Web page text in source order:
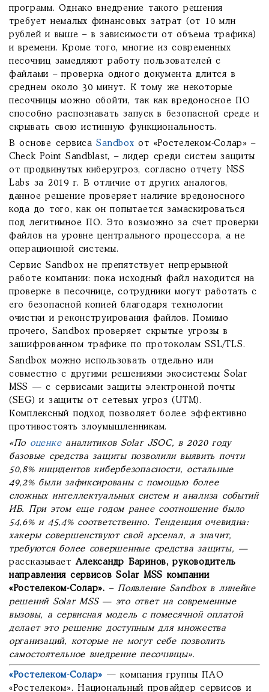
программ. Однако внедрение такого решения
требует немалых финансовых затрат (от 10 млн
рублей и выше – в зависимости от объема трафика)
и времени. Кроме того, многие из современных
песочниц замедляют работу пользователей c
файлами – проверка одного документа длится в
среднем около 30 минут. К тому же некоторые
песочницы можно обойти, так как вредоносное ПО
способно распознавать запуск в безопасной среде и
скрывать свою истинную функциональность.
В основе сервисаSandbox от «Ростелеком-Солар» –
Check Point Sandblast, – лидер среди систем защиты
от продвинутых киберугроз, согласно отчету NSS
Labs за 2019 г. В отличие от других аналогов,
данное решение проверяет наличие вредоносного
кода до того, как он попытается замаскироваться
под легитимное ПО. Это возможно за счет проверки
файлов на уровне центрального процессора, а не
операционной системы.
Сервис Sandbox не препятствует непрерывной
работе компании: пока исходный файл находится на
проверке в песочнице, сотрудники могут работать с
его безопасной копией благодаря технологии
очистки и реконструирования файлов. Помимо
прочего, Sandbox проверяет скрытые угрозы в
зашифрованном трафике по протоколам SSL/TLS.
Sandbox можно использовать отдельно или
совместно с другими решениями экосистемы Solar
MSS — с сервисами защиты электронной почты
(SEG) и защиты от сетевых угроз (UTM).
Комплексный подход позволяет более эффективно
противостоять злоумышленникам.
«По оценкеаналитиков Solar JSOC, в 2020 году
базовые средства защиты позволили выявить почти
50,8% инцидентов кибербезопасности, остальные
49,2% были зафиксированы с помощью более
сложных интеллектуальных систем и анализа событий
ИБ. При этом еще годом ранее соотношение было
54,6% и 45,4% соответственно. Тенденция очевидна:
хакеры совершенствуют свой арсенал, а значит,
требуются более совершенные средства защиты, —
рассказываетАлександр Баринов, руководитель
направления сервисов Solar MSS компании
«Ростелеком-Солар». –Появление Sandboxв линейке
решений Solar MSS— это ответ на современные
вызовы, а сервисная модель с помесячной оплатой
делает это решение доступным для множества
организаций, которые не могут себе позволить
самостоятельное внедрение песочницы».
«Ростелеком-Солар» — компания группы ПАО
«Ростелеком». Национальный провайдер сервисов и